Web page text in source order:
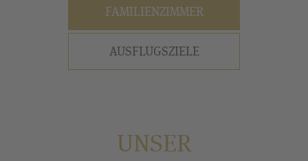
FAMILIENZIMMER
AUSFLUGSZIELE
UNSER